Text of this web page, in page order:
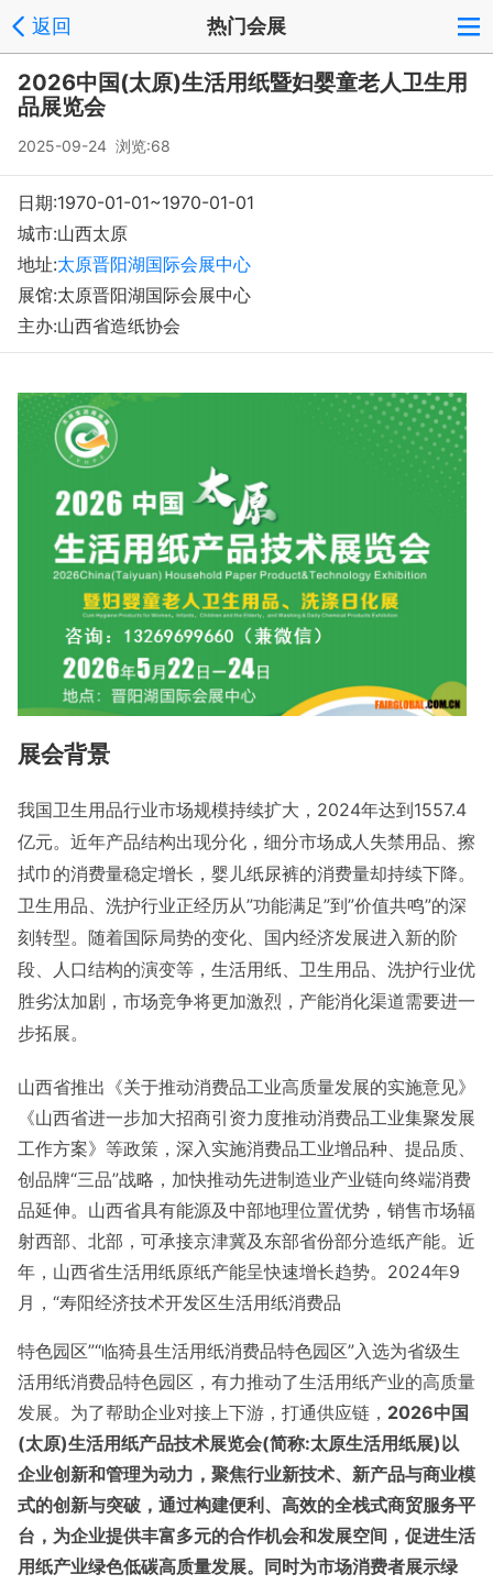
返回 热门会展
2026中国(太原)生活用纸暨妇婴童老人卫生用
品展览会
2025-09-24 浏览:68
日期:1970-01-01~1970-01-01
城市:山西太原
地址:太原晋阳湖国际会展中心
展馆:太原晋阳湖国际会展中心
主办:山西省造纸协会
展会背景
我国卫生用品行业市场规模持续扩大，2024年达到1557.4
亿元。近年产品结构出现分化，细分市场成人失禁用品、擦
拭巾的消费量稳定增长，婴儿纸尿裤的消费量却持续下降。
卫生用品、洗护行业正经历从”功能满足”到”价值共鸣”的深
刻转型。随着国际局势的变化、国内经济发展进入新的阶
段、人口结构的演变等，生活用纸、卫生用品、洗护行业优
胜劣汰加剧，市场竞争将更加激烈，产能消化渠道需要进一
步拓展。
山西省推出《关于推动消费品工业高质量发展的实施意见》
《山西省进一步加大招商引资力度推动消费品工业集聚发展
工作方案》等政策，深入实施消费品工业增品种、提品质、
创品牌“三品”战略，加快推动先进制造业产业链向终端消费
品延伸。山西省具有能源及中部地理位置优势，销售市场辐
射西部、北部，可承接京津冀及东部省份部分造纸产能。近
年，山西省生活用纸原纸产能呈快速增长趋势。2024年9
月，“寿阳经济技术开发区生活用纸消费品
特色园区”“临猗县生活用纸消费品特色园区”入选为省级生
活用纸消费品特色园区，有力推动了生活用纸产业的高质量
发展。为了帮助企业对接上下游，打通供应链， 2026中国
(太原)生活用纸产品技术展览会(简称:太原生活用纸展)以
企业创新和管理为动力，聚焦行业新技术、新产品与商业模
式的创新与突破，通过构建便利、高效的全栈式商贸服务平
台，为企业提供丰富多元的合作机会和发展空间，促进生活
用纸产业绿色低碳高质量发展。同时为市场消费者展示绿
注册 反馈
Copyright © 2008-2018 环球会展网 fairglobal.com.cn 版权所有